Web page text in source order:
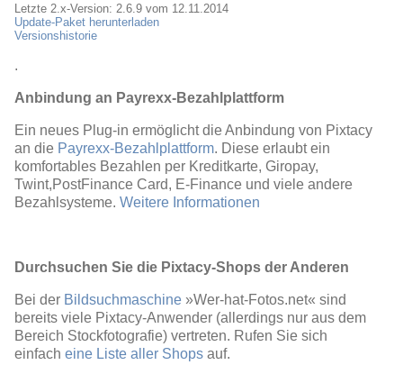
Letzte 2.x-Version: 2.6.9 vom 12.11.2014
Update-Paket herunterladen
Versionshistorie
.
Anbindung an Payrexx-Bezahlplattform
Ein neues Plug-in ermöglicht die Anbindung von Pixtacy
an die Payrexx-Bezahlplattform. Diese erlaubt ein
komfortables Bezahlen per Kreditkarte, Giropay,
Twint,PostFinance Card, E-Finance und viele andere
Bezahlsysteme. Weitere Informationen
Durchsuchen Sie die Pixtacy-Shops der Anderen
Bei der Bildsuchmaschine »Wer-hat-Fotos.net« sind
bereits viele Pixtacy-Anwender (allerdings nur aus dem
Bereich Stockfotografie) vertreten. Rufen Sie sich
einfach eine Liste aller Shops auf.